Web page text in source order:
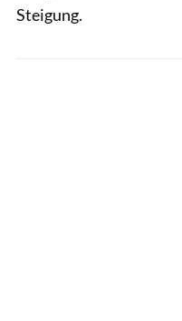
Steigung.